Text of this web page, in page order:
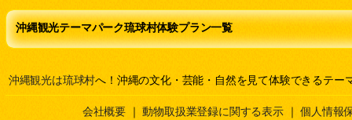
沖縄観光テーマパーク琉球村体験プラン一覧
沖縄観光は琉球村へ！沖縄の文化・芸能・自然を見て体験できるテー
会社概要 ｜ 動物取扱業登録に関する表示 ｜ 個人情報